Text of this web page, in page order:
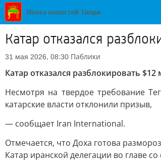
Катар отказался
31 мая 2026, 08:30 Паблики
Катар отказался разблокировать
Несмотря на твердое требование
катарские власти отклонили призыв,
— сообщает Iran International.
Отмечается, что Доха готова
Катар иранской делегации во главе